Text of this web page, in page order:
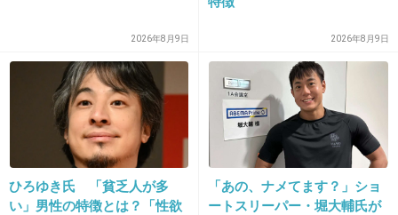
2026/07/08(水) 16:58:01
想像しただけで痛い
+143 -3
2026年8月9日 2026年8月9日
ひろゆき氏 「貧乏人が多
い」男性の特徴とは？「性欲
「あの、ナメてます？」ショ
ートスリーパー・堀大輔氏が